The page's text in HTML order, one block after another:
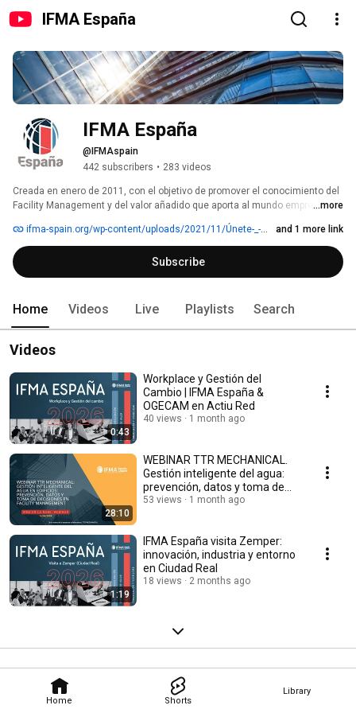
IFMA España
Home Shorts
Library
IFMA España
@IFMAspain
442 subscribers • 283 videos
Creada en enero de 2011, con el objetivo de promover el conocimiento del
Facility Management y del valor añadido que aporta al mundo empresarial
...more
ifma-spain.org/wp-content/uploads/2021/11/Únete-_-Noviembre-21.pdf and 1 more link
Subscribe
Home Videos Live Playlists Search
Videos
0:43
Workplace y Gestión del
Cambio | IFMA España &
OGECAM en Actiu Red
40 views 1 month ago
28:10
WEBINAR TTR MECHANICAL.
Gestión inteligente del agua:
prevención, datos y toma de
decisiones en FM
53 views 1 month ago
1:19
IFMA España visita Zemper:
innovación, industria y entorno
en Ciudad Real
18 views 2 months ago